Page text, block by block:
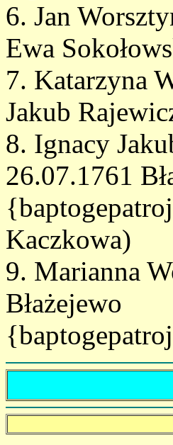
6. Jan
Ewa
7. Katarzyna
Jakub
8. Ignacy
26.07.1761
Kaczkowa)
9. Marianna
Błażejewo